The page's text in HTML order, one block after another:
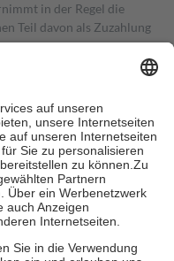
in der Regel die
Teil davon als Zuzahlung
in Höhe von zehn
mehr als die tatsächlichen
für Online-Apotheken.
beträgt die
zehn Euro je
ihre eigene Gesundheit zu
Familie zu unterstützen,